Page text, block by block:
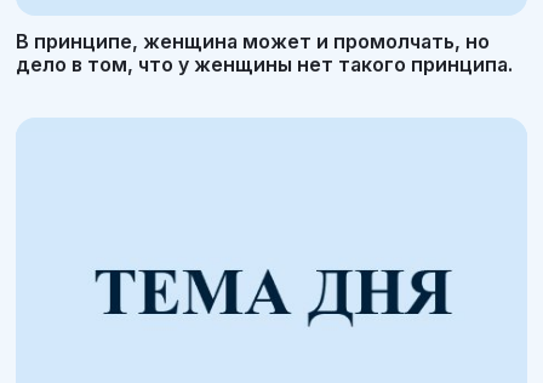
В принципе, женщина может и промолчать, но
дело в том, что у женщины нет такого принципа.